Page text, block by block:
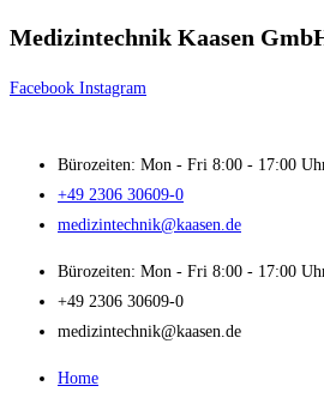
Zum
springen
Medizintechnik Kaasen
Facebook Instagram
Bürozeiten: Mon - Fri 8:00 - 17:00
+49 2306 30609-0
medizintechnik@kaasen.de
Bürozeiten: Mon - Fri 8:00 - 17:00
+49 2306 30609-0
medizintechnik@kaasen.de
Home